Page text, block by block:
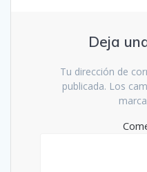
Deja
Tu dirección de
publicada. Los